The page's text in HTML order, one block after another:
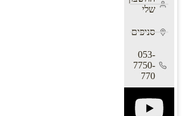
שלי
סניפים
053-
7750-
770